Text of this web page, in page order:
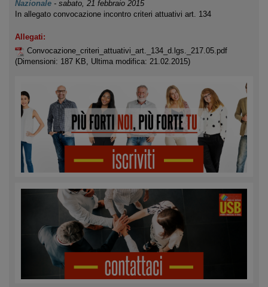
Nazionale - sabato, 21 febbraio 2015
In allegato convocazione incontro criteri attuativi art. 134
Allegati:
Convocazione_criteri_attuativi_art._134_d.lgs._217.05.pdf
(Dimensioni: 187 KB, Ultima modifica: 21.02.2015)